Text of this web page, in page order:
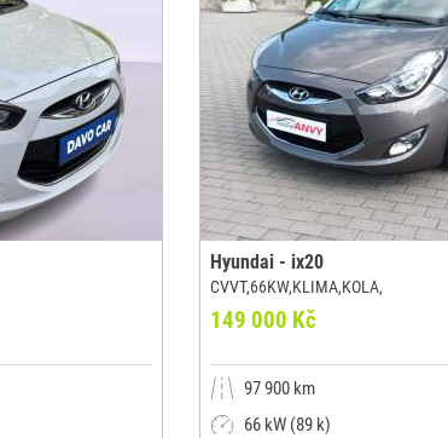
Hyundai - ix20
CVVT,66KW,KLIMA,KOLA,
149 000 Kč
97 900 km
66 kW (89 k)